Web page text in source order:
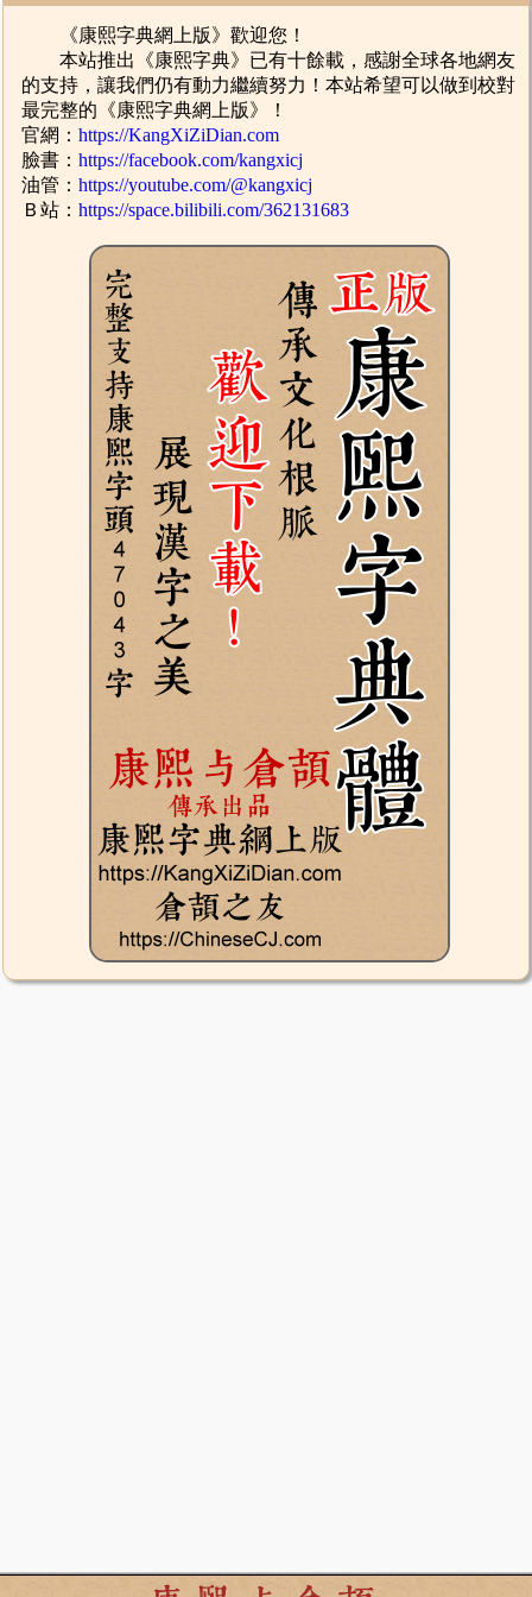
《康熙字典網上版》歡迎您！
本站推出《康熙字典》已有十餘載，感謝全球各地網友
的支持，讓我們仍有動力繼續努力！本站希望可以做到校對
最完整的《康熙字典網上版》！
官網：https://KangXiZiDian.com
臉書：https://facebook.com/kangxicj
油管：https://youtube.com/@kangxicj
Ｂ站：https://space.bilibili.com/362131683